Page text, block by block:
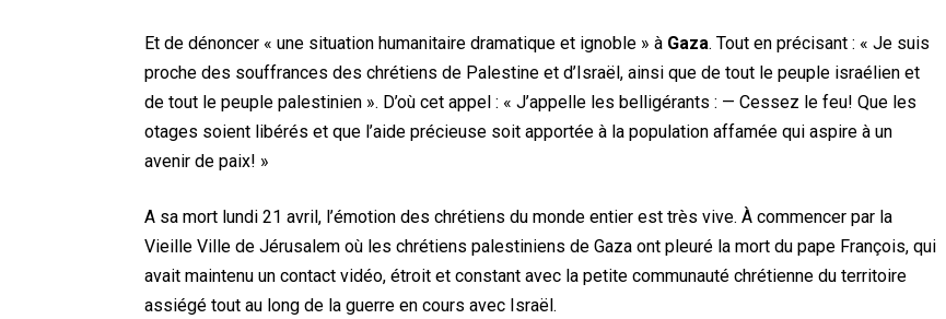
Et de dénoncer « une situation humanitaire dramatique et ignoble » à Gaza. Tout en précisant : « Je suis
proche des souffrances des chrétiens de Palestine et d’Israël, ainsi que de tout le peuple israélien et
de tout le peuple palestinien ». D’où cet appel : « J’appelle les belligérants : — Cessez le feu! Que les
otages soient libérés et que l’aide précieuse soit apportée à la population affamée qui aspire à un
avenir de paix! »
A sa mort lundi 21 avril, l’émotion des chrétiens du monde entier est très vive. À commencer par la
Vieille Ville de Jérusalem où les chrétiens palestiniens de Gaza ont pleuré la mort du pape François, qui
avait maintenu un contact vidéo, étroit et constant avec la petite communauté chrétienne du territoire
assiégé tout au long de la guerre en cours avec Israël.